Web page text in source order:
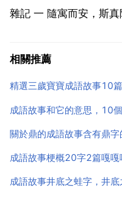
雜記 一 隨寓而安，斯
正式 作謂語 賓語 定語
相關推薦
精選三歲寶寶成語故事10篇
成語故事和它的意思，10
關於鼎的成語故事含有鼎
成語故事梗概20字2篇嘎嘎
成語故事井底之蛙字，井